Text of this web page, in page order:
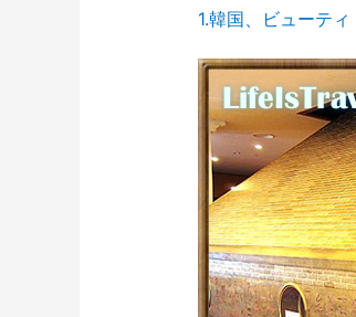
1.韓国、 ビューティ